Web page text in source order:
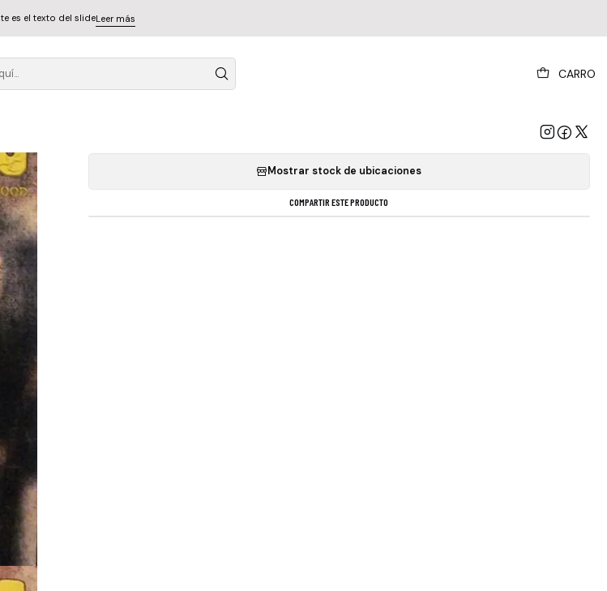
CARRO
es el texto del slideLeer más
Danzig - Soul On Fire: Live At The Hollywood Palace (2lp)
Mostrar stock de ubicaciones
COMPARTIR ESTE PRODUCTO